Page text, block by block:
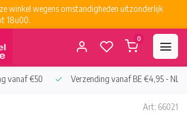
winkel wegens omstandigheden uitzonderlijk
18u00.
0
vanaf €50 Verzending vanaf BE €4,95 - NL
Art: 66021